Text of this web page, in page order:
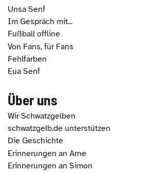
Unsa Senf
Im Gespräch mit...
Fußball offline
Von Fans, für Fans
Fehlfarben
Eua Senf
Über uns
Wir Schwatzgelben
schwatzgelb.de unterstützen
Die Geschichte
Erinnerungen an Arne
Erinnerungen an Simon